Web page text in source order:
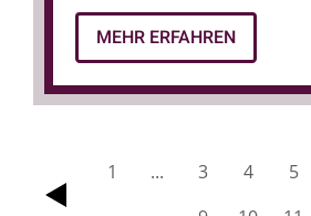
MEHR ERFAHREN
zurück
1 ... 3 4 5